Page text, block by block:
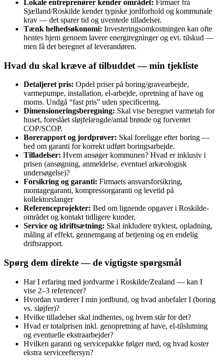
Lokale entreprenører kender området: Firmaer fra
Sjælland/Roskilde kender typiske jordforhold og kommunale
krav — det sparer tid og uventede tilladelser.
Tænk helhedsøkonomi: Investeringsomkostningen kan ofte
hentes hjem gennem lavere energiregninger og evt. tilskud —
men få det beregnet af leverandøren.
Hvad du skal kræve af tilbuddet — min tjekliste
Detaljeret pris: Opdel priser på boring/gravearbejde,
varmepumpe, installation, el‑arbejde, opretning af have og
moms. Undgå “fast pris” uden specificering.
Dimensioneringsberegning: Skal vise beregnet varmetab for
huset, foreslået sløjfelængde/antal brønde og forventet
COP/SCOP.
Borerapport og jordprøver: Skal foreligge efter boring —
bed om garanti for korrekt udført boringsarbejde.
Tilladelser: Hvem ansøger kommunen? Hvad er inklusiv i
prisen (ansøgning, anmeldelse, eventuel arkæologisk
undersøgelse)?
Forsikring og garanti: Firmaets ansvarsforsikring,
montagegaranti, kompressorgaranti og levetid på
kollektorslanger
Referenceprojekter: Bed om lignende opgaver i Roskilde-
området og kontakt tidligere kunder.
Service og idriftsætning: Skal inkludere tryktest, opladning,
måling af effekt, gennemgang af betjening og en endelig
driftsrapport.
Spørg dem direkte — de vigtigste spørgsmål
Har I erfaring med jordvarme i Roskilde/Zealand — kan I
vise 2–3 referencer?
Hvordan vurderer I min jordbund, og hvad anbefaler I (boring
vs. sløjfer)?
Hvilke tilladelser skal indhentes, og hvem står for det?
Hvad er totalprisen inkl. genopretning af have, el‑tilslutning
og eventuelle ekstraarbejder?
Hvilken garanti og servicepakke følger med, og hvad koster
ekstra serviceeftersyn?